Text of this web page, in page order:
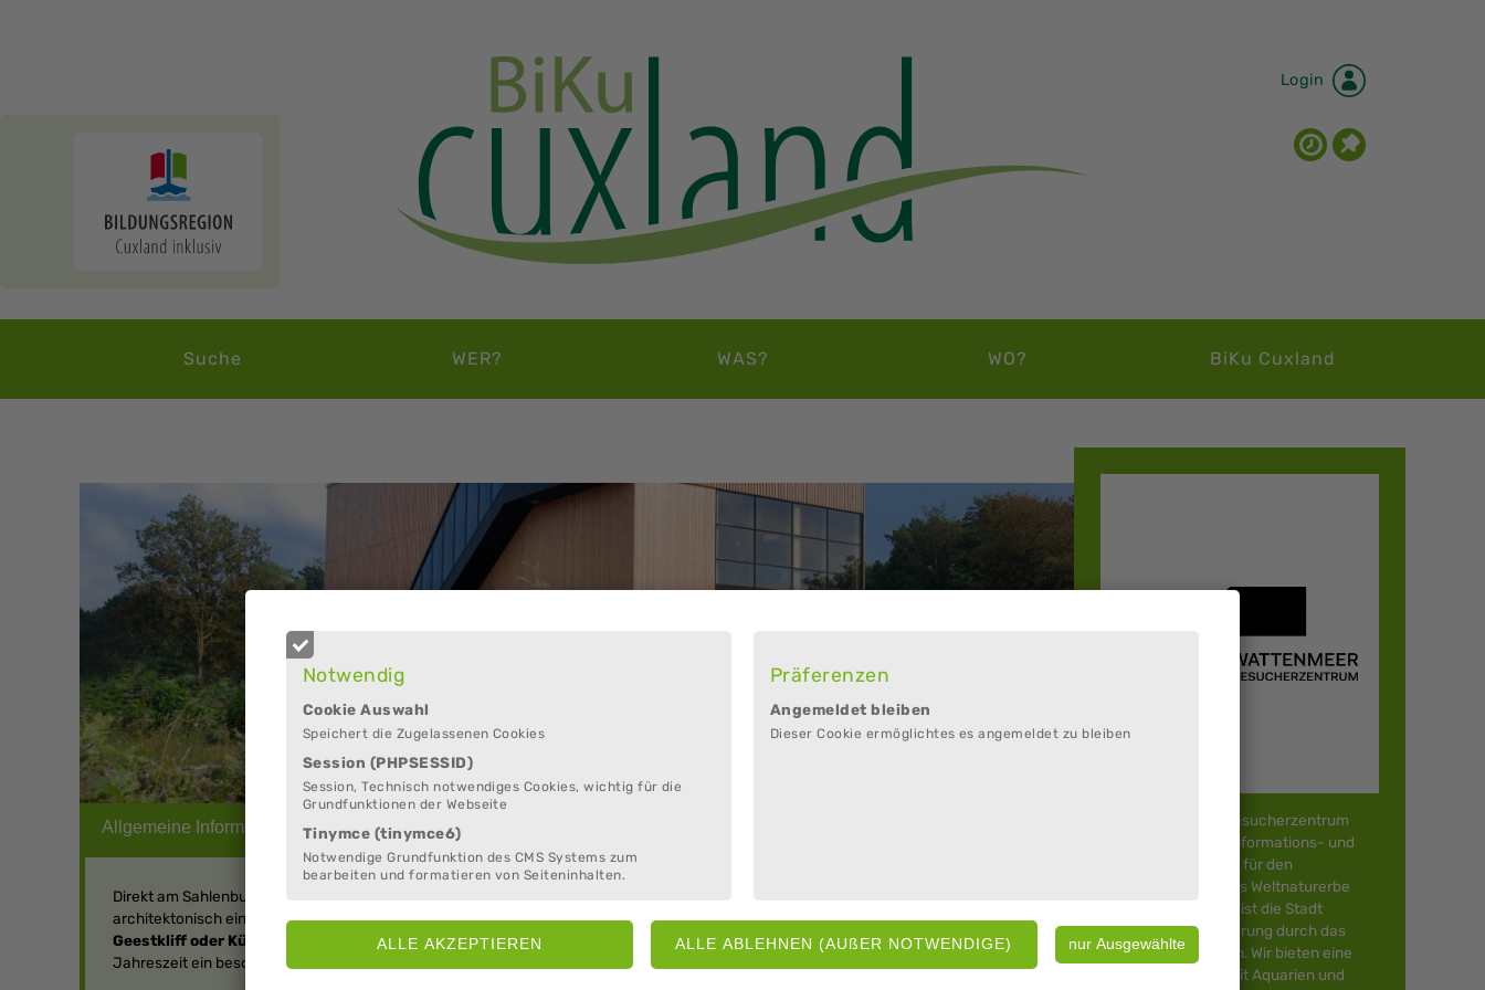
Notwendig
Cookie Auswahl
Speichert die Zugelassenen Cookies
Session (PHPSESSID)
Session, Technisch notwendiges Cookies, wichtig für die
Grundfunktionen der Webseite
Tinymce (tinymce6)
Notwendige Grundfunktion des CMS Systems zum
bearbeiten und formatieren von Seiteninhalten.
Präferenzen
Angemeldet bleiben
Dieser Cookie ermöglichtes es angemeldet zu bleiben
Suche WER? WAS? WO? BiKu Cuxland
Login
Direkt am Sahlenburger Strand zwischen Heide und Watt liegt das Wattenmeer-Besucherzentrum. Die informative Ausstellung im
architektonisch eindrucksvollen Holzbau zeigt alles Wissenswerte über das Weltnaturerbe Wattenmeer.Watt, Salzwiese,
Geestkliff oder Küstenheide
können bei naturkundlichen Führungen erlebt werden. Die weite Wattlandschaft ist zu jeder
Jahreszeit ein besonderes Naturerlebnis.
Das Wattenmeer-Besucherzentrum
Cuxhaven ist eine Informations- und
Bildungseinrichtung für den
Nationalpark und das Weltnaturerbe
Wattenmeer. Träger ist die Stadt
Cuxhaven mit Förderung durch das
Land Niedersachsen. Wir bieten eine
Dauerausstellung mit Aquarien und